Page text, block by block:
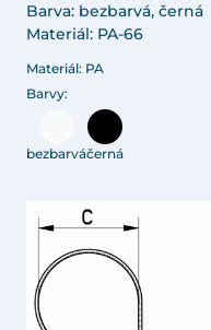
Barva: bezbarvá, černá
Materiál: PA-66
Materiál: PA
Barvy:
bezbarváčerná